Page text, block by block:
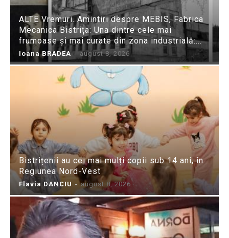
ALTE Vremuri. Amintiri despre MEBIS, Fabrica
Mecanica Bistrița: Una dintre cele mai
frumoase și mai curate din zona industrială:...
Ioana BRADEA - august 8, 2026
Bistrițenii au cei mai mulți copii sub 14 ani, în
Regiunea Nord-Vest
Flavia DANCIU - august 8, 2026